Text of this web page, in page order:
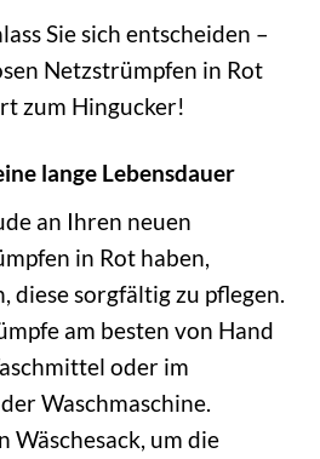
Sie sich entscheiden –
Netzstrümpfen in Rot
zum Hingucker!
lange Lebensdauer
an Ihren neuen
in Rot haben,
diese sorgfältig zu pflegen.
am besten von Hand
oder im
Waschmaschine.
Wäschesack, um die